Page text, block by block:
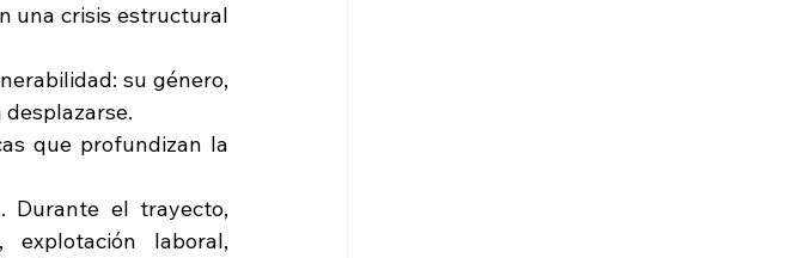
una crisis estructural
su género,
que profundizan la
Durante el trayecto,
laboral,